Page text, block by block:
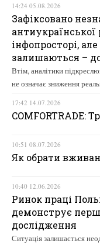
14:24 05.08.2026
Зафіксовано
інфопросторі,
залишаються –
Втім, аналітики
не означає зниження
17:42 14.07.2026
COMFORTRADE:
10:51 08.07.2026
Як обрати
10:40 12.06.2026
Ринок праці
демонструє
дослідження
Ситуація залишається